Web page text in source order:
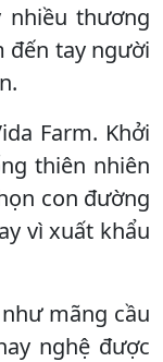
nhiều thương
đến tay người
Farm. Khởi
thiên nhiên
con đường
vì xuất khẩu
mãng cầu
nghệ được